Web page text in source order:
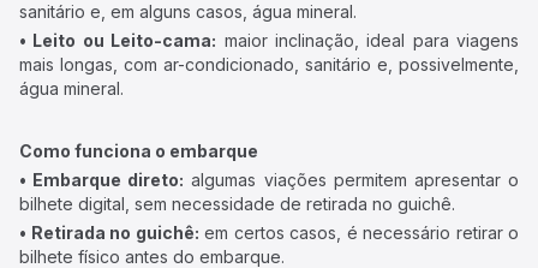
sanitário e, em alguns casos, água mineral.
• Leito ou Leito-cama: maior inclinação, ideal para viagens
mais longas, com ar-condicionado, sanitário e, possivelmente,
água mineral.
Como funciona o embarque
• Embarque direto: algumas viações permitem apresentar o
bilhete digital, sem necessidade de retirada no guichê.
• Retirada no guichê: em certos casos, é necessário retirar o
bilhete físico antes do embarque.